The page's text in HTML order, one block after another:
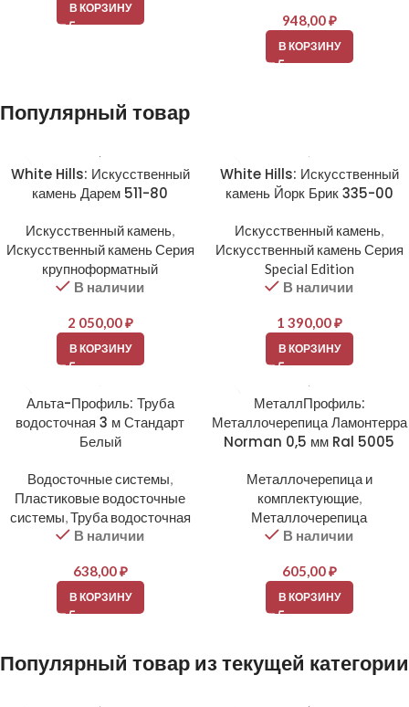
В КОРЗИНУ
948,00₽
В КОРЗИНУ
Популярный товар
White Hills: Искусственный
камень Дарем 511-80
Искусственный камень,
Искусственный камень Серия
крупноформатный
В наличии
2 050,00₽
В КОРЗИНУ
White Hills: Искусственный
камень Йорк Брик 335-00
Искусственный камень,
Искусственный камень Серия
Special Edition
В наличии
1 390,00₽
В КОРЗИНУ
Альта-Профиль: Труба
водосточная 3 м Стандарт
Белый
Водосточные системы,
Пластиковые водосточные
системы,Труба водосточная
В наличии
638,00₽
В КОРЗИНУ
МеталлПрофиль:
Металлочерепица Ламонтерра
Norman 0,5 мм Ral 5005
Металлочерепица и
комплектующие,
Металлочерепица
В наличии
605,00₽
В КОРЗИНУ
Популярный товар из текущей категории